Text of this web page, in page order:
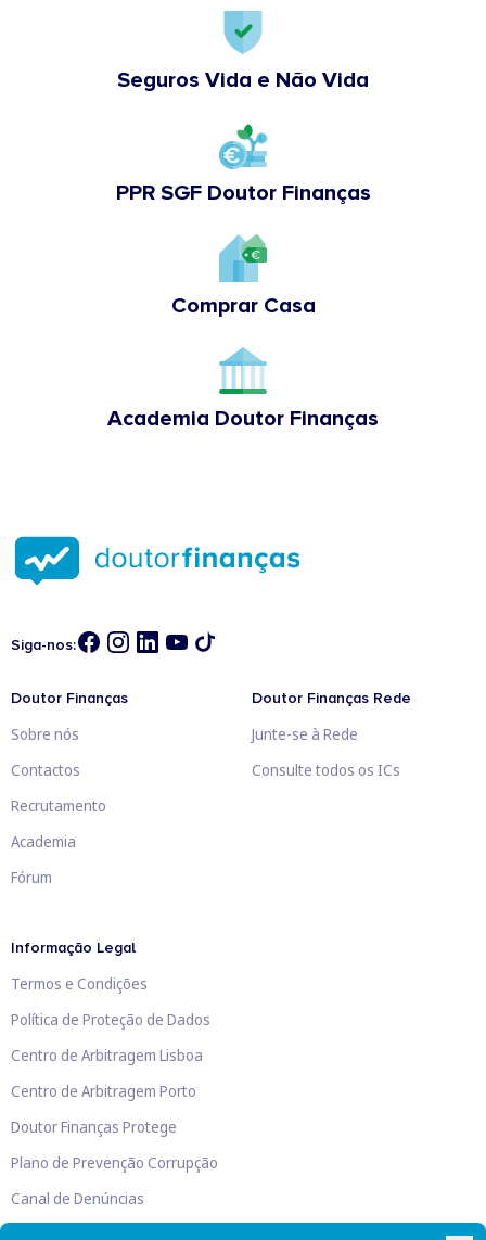
Seguros Vida e Não Vida
PPR SGF Doutor Finanças
Comprar Casa
Academia Doutor Finanças
Siga-nos:
Doutor Finanças
Sobre nós
Contactos
Recrutamento
Academia
Fórum
Doutor Finanças Rede
Junte-se à Rede
Consulte todos os ICs
Informação Legal
Termos e Condições
Política de Proteção de Dados
Centro de Arbitragem Lisboa
Centro de Arbitragem Porto
Doutor Finanças Protege
Plano de Prevenção Corrupção
Canal de Denúncias